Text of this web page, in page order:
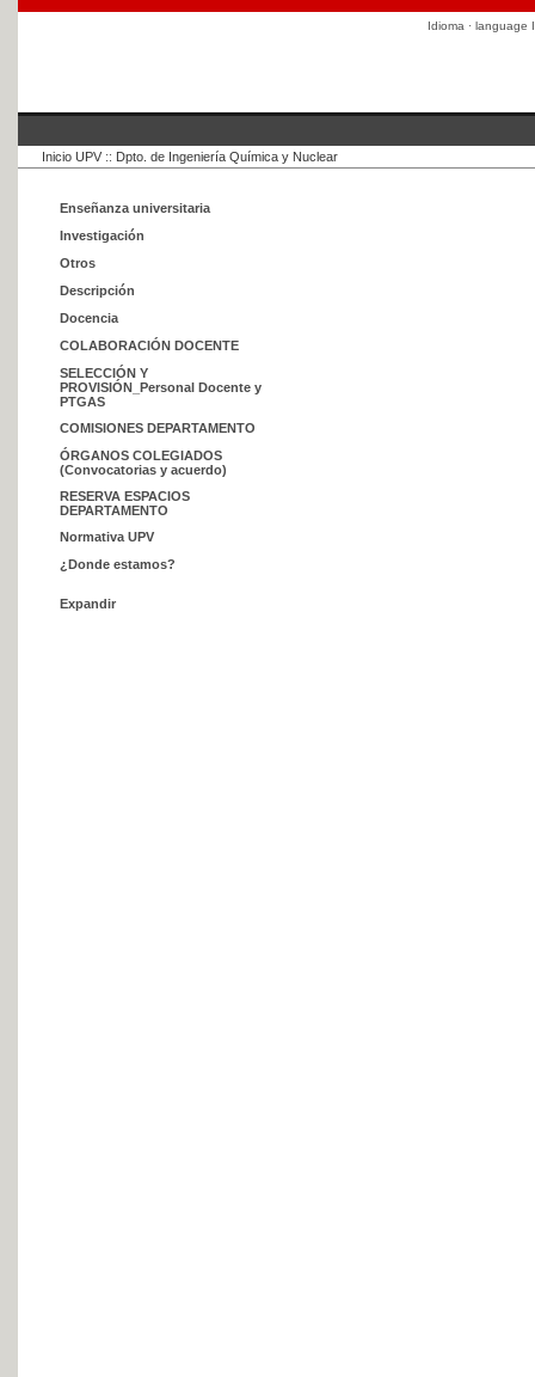
Idioma · language I
Inicio UPV :: Dpto. de Ingeniería Química y Nuclear
Enseñanza universitaria
Investigación
Otros
Descripción
Docencia
COLABORACIÓN DOCENTE
SELECCIÓN Y
PROVISIÓN_Personal Docente y
PTGAS
COMISIONES DEPARTAMENTO
ÓRGANOS COLEGIADOS
(Convocatorias y acuerdo)
RESERVA ESPACIOS
DEPARTAMENTO
Normativa UPV
¿Donde estamos?
Expandir